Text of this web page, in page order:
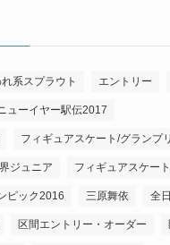
系スプラウト エントリー
ューイヤー駅伝2017
フィギュアスケート/グランプ
ジュニア フィギュアスケー
ピック2016 三原舞依 全
区間エントリー・オーダー